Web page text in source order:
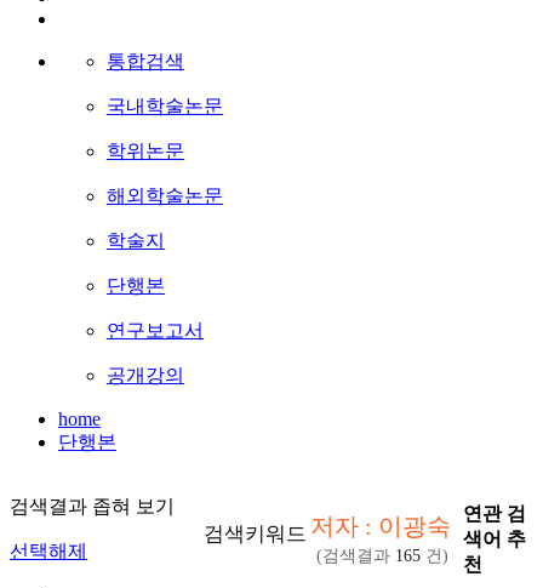
통합검색
국내학술논문
학위논문
해외학술논문
학술지
단행본
연구보고서
공개강의
home
단행본
검색결과 좁혀 보기
선택해제
검색키워드 저자 : 이광숙
(검색결과 165 건)
연관 검
색어 추
천